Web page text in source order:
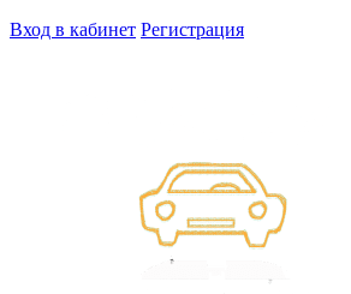
Вход в кабинет Регистрация